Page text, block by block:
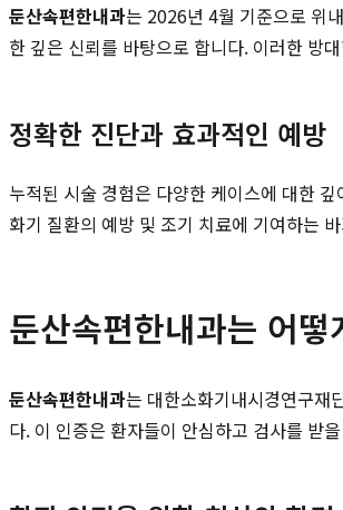
둔산속편한내과는 2026년 4월 기준으로 위
한 깊은 신뢰를 바탕으로 합니다. 이러한 방
정확한 진단과 효과적인 예방
누적된 시술 경험은 다양한 케이스에 대한
화기 질환의 예방 및 조기 치료에 기여하는
둔산속편한내과는 어
둔산속편한내과는 대한소화기내시경연구재
다. 이 인증은 환자들이 안심하고 검사를 받